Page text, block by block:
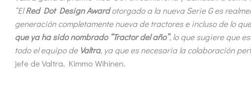
“ElRed Dot Design Awardotorgado a la nueva Serie G es
generación completamente nueva de tractores e incluso de lo
que ya ha sido nombrado “Tractor del año”, lo que sugiere que
todo el equipo de Valtra, ya que es necesaria la colaboración
jefe de Valtra, Kimmo Wihinen.